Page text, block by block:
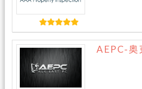
AEPC-奥